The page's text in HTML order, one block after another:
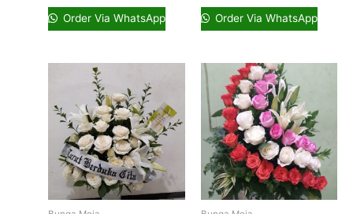
Order Via WhatsApp Order Via WhatsApp